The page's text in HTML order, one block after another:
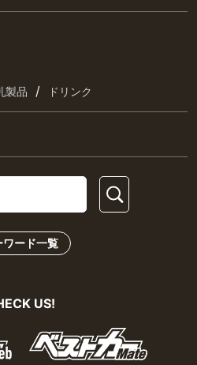
製品 / ドリンク
ワード一覧
US!